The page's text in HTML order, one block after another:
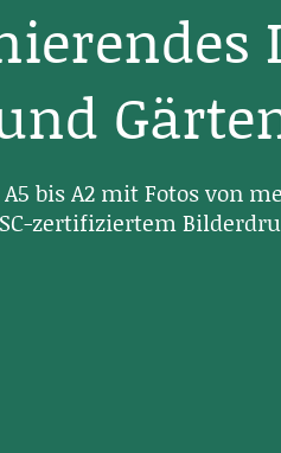
bis A2 mit Fotos von
zertifiziertem